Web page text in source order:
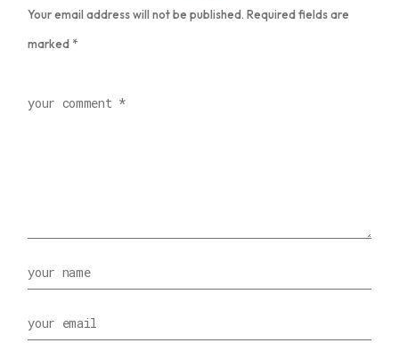
Your email address will not be published. Required fields are
marked *